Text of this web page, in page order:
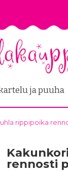
ja puuha
rippipoika
rennosti